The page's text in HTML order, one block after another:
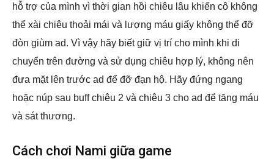
hỗ trợ của mình vì thời gian hồi chiêu lâu khiến cô không
thể xài chiêu thoải mái và lượng máu giấy không thể đỡ
đòn giùm ad. Vì vậy hãy biết giữ vị trí cho mình khi di
chuyển trên đường và sử dụng chiêu hợp lý, không nên
đưa mặt lên trước ad để đỡ đạn hộ. Hãy đứng ngang
hoặc núp sau buff chiêu 2 và chiêu 3 cho ad để tăng máu
và sát thương.
Cách chơi Nami giữa game